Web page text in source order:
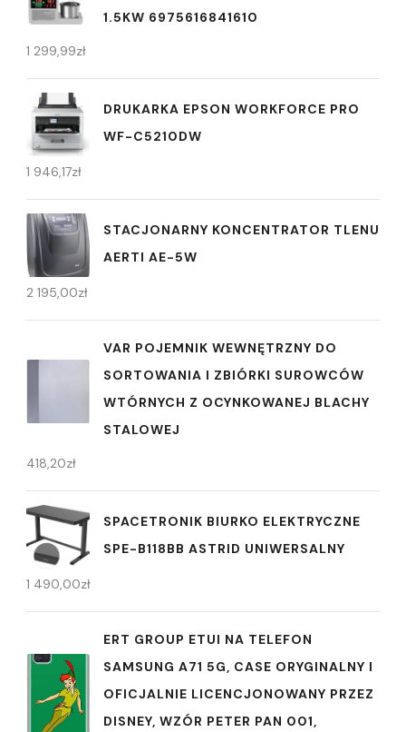
1.5KW 6975616841610
1 299,99zł
DRUKARKA EPSON WORKFORCE PRO
WF-C5210DW
1 946,17zł
STACJONARNY KONCENTRATOR TLENU
AERTI AE-5W
2 195,00zł
VAR POJEMNIK WEWNĘTRZNY DO
SORTOWANIA I ZBIÓRKI SUROWCÓW
WTÓRNYCH Z OCYNKOWANEJ BLACHY
STALOWEJ
418,20zł
SPACETRONIK BIURKO ELEKTRYCZNE
SPE-B118BB ASTRID UNIWERSALNY
1 490,00zł
ERT GROUP ETUI NA TELEFON
SAMSUNG A71 5G, CASE ORYGINALNY I
OFICJALNIE LICENCJONOWANY PRZEZ
DISNEY, WZÓR PETER PAN 001,